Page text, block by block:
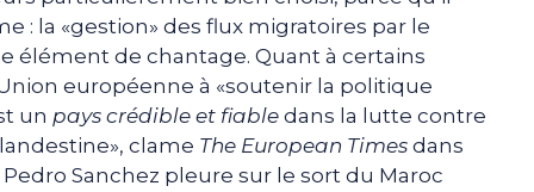
la «gestion» des flux migratoires par le
élément de chantage. Quant à certains
européenne à «soutenir la politique
un pays crédible et fiable dans la lutte contre
clame The European Times dans
Sanchez pleure sur le sort du Maroc